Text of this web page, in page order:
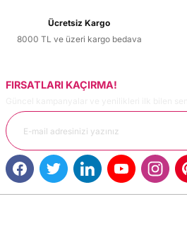
Ücretsiz Kargo
8000 TL ve üzeri kargo bedava
FIRSATLARI KAÇIRMA!